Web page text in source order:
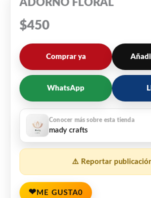
ADORNO FLORAL
$450
Comprar ya
WhatsApp
mady crafts
⚠️ Reportar
❤ ME GUSTA0